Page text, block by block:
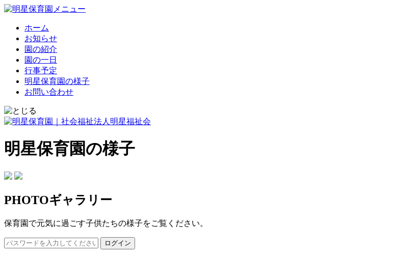
ホーム
お知らせ
園の紹介
園の一日
行事予定
明星保育園の様子
お問い合わせ
明星保育園の様子
PHOTOギャラリー
保育園で元気に過ごす子供たちの様子をご覧ください。